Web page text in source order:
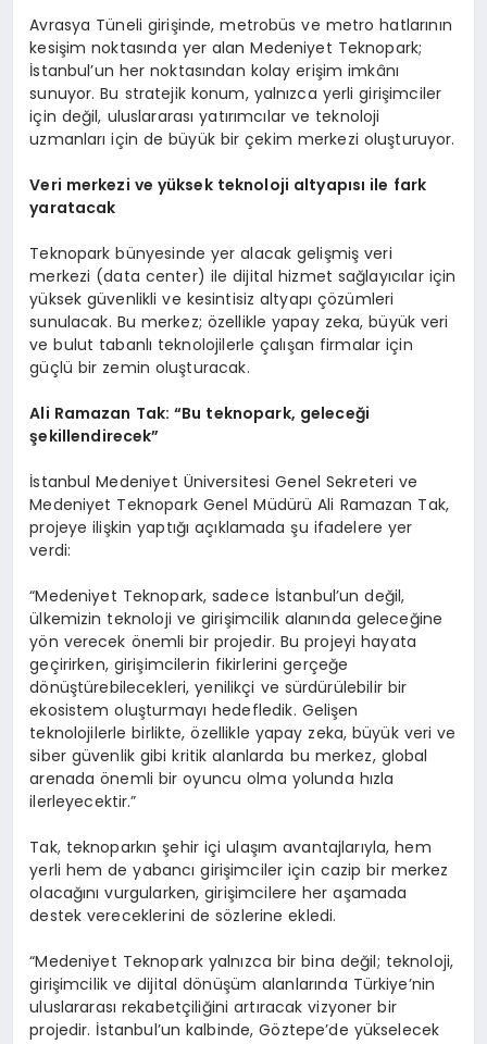
Avrasya Tüneli girişinde, metrobüs ve metro hatlarının
kesişim noktasında yer alan Medeniyet Teknopark;
İstanbul’un her noktasından kolay erişim imkânı
sunuyor. Bu stratejik konum, yalnızca yerli girişimciler
için değil, uluslararası yatırımcılar ve teknoloji
uzmanları için de büyük bir çekim merkezi oluşturuyor.
Veri merkezi ve yüksek teknoloji altyapısı ile fark
yaratacak
Teknopark bünyesinde yer alacak gelişmiş veri
merkezi (data center) ile dijital hizmet sağlayıcılar için
yüksek güvenlikli ve kesintisiz altyapı çözümleri
sunulacak. Bu merkez; özellikle yapay zeka, büyük veri
ve bulut tabanlı teknolojilerle çalışan firmalar için
güçlü bir zemin oluşturacak.
Ali Ramazan Tak:“Bu teknopark, geleceği
şekillendirecek”
İstanbul Medeniyet Üniversitesi Genel Sekreteri ve
Medeniyet Teknopark Genel Müdürü Ali Ramazan Tak,
projeye ilişkin yaptığı açıklamada şu ifadelere yer
verdi:
“Medeniyet Teknopark, sadece İstanbul’un değil,
ülkemizin teknoloji ve girişimcilik alanında geleceğine
yön verecek önemli bir projedir. Bu projeyi hayata
geçirirken, girişimcilerin fikirlerini gerçeğe
dönüştürebilecekleri, yenilikçi ve sürdürülebilir bir
ekosistem oluşturmayı hedefledik. Gelişen
teknolojilerle birlikte, özellikle yapay zeka, büyük veri ve
siber güvenlik gibi kritik alanlarda bu merkez, global
arenada önemli bir oyuncu olma yolunda hızla
ilerleyecektir.”
Tak, teknoparkın şehir içi ulaşım avantajlarıyla, hem
yerli hem de yabancı girişimciler için cazip bir merkez
olacağını vurgularken, girişimcilere her aşamada
destek vereceklerini de sözlerine ekledi.
“Medeniyet Teknopark yalnızca bir bina değil; teknoloji,
girişimcilik ve dijital dönüşüm alanlarında Türkiye’nin
uluslararası rekabetçiliğini artıracak vizyoner bir
projedir. İstanbul’un kalbinde, Göztepe’de yükselecek